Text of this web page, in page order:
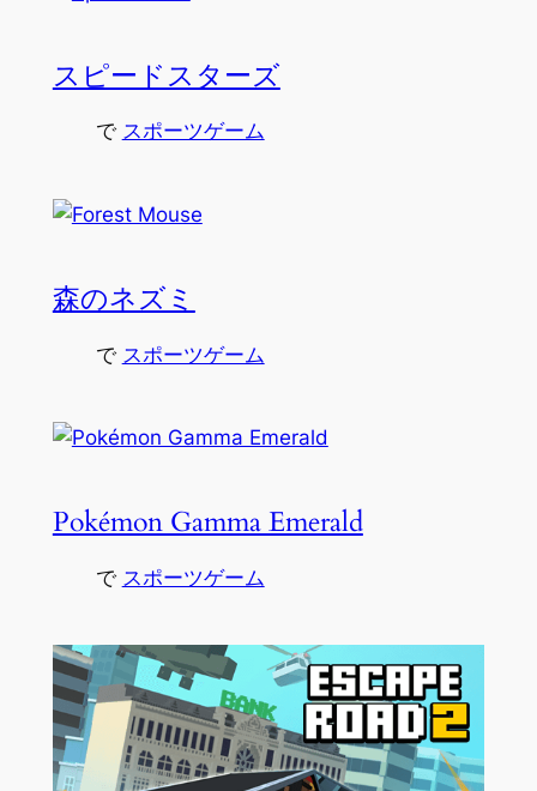
スピードスターズ
で スポーツゲーム
森のネズミ
で スポーツゲーム
Pokémon Gamma Emerald
で スポーツゲーム